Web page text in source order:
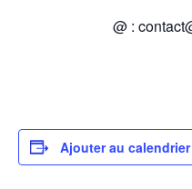
@ :
Ajouter au calendrier